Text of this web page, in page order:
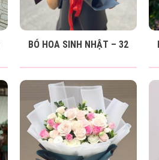
BÓ HOA SINH NHẬT – 32